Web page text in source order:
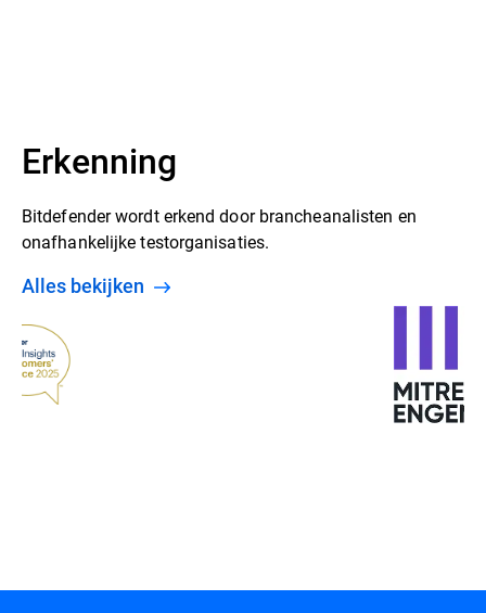
Erkenning
Bitdefender wordt erkend door brancheanalisten en
onafhankelijke testorganisaties.
Alles bekijken